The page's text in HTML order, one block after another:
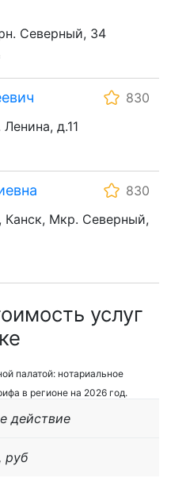
Северный, 34
830
д.11
830
Канск, Мкр. Северный,
услуг
палатой: нотариальное
в регионе на 2026 год.
действие
руб